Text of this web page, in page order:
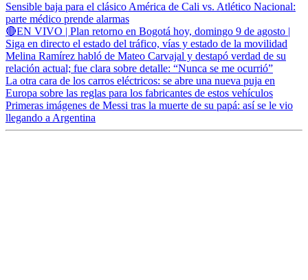
Sensible baja para el clásico América de Cali vs. Atlético Nacional:
parte médico prende alarmas
🔴EN VIVO | Plan retorno en Bogotá hoy, domingo 9 de agosto |
Siga en directo el estado del tráfico, vías y estado de la movilidad
Melina Ramírez habló de Mateo Carvajal y destapó verdad de su
relación actual; fue clara sobre detalle: “Nunca se me ocurrió”
La otra cara de los carros eléctricos: se abre una nueva puja en
Europa sobre las reglas para los fabricantes de estos vehículos
Primeras imágenes de Messi tras la muerte de su papá: así se le vio
llegando a Argentina